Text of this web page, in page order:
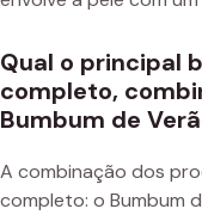
Qual o principal
completo,
Bumbum de
A combinação dos
completo: o Bumbum